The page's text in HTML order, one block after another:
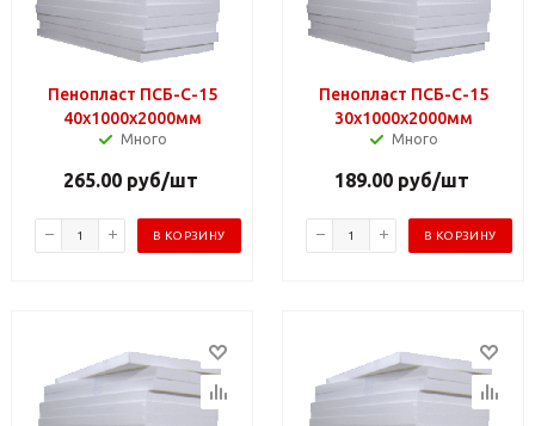
Пенопласт ПСБ-С-15
40х1000х2000мм
Много
265.00руб/шт
В КОРЗИНУ
Пенопласт ПСБ-С-15
30х1000х2000мм
Много
189.00руб/шт
В КОРЗИНУ